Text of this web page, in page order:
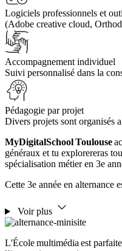
Logiciels professionnels et
(Adobe creative cloud,
Accompagnement individuel
Suivi personnalisé dans la
Pédagogie par projet
Divers projets sont organisés
MyDigitalSchool Toulouse
généraux et tu explorereras
spécialisation métier en 3e
Cette 3e année en alternance
Voir plus
L'École multimédia est